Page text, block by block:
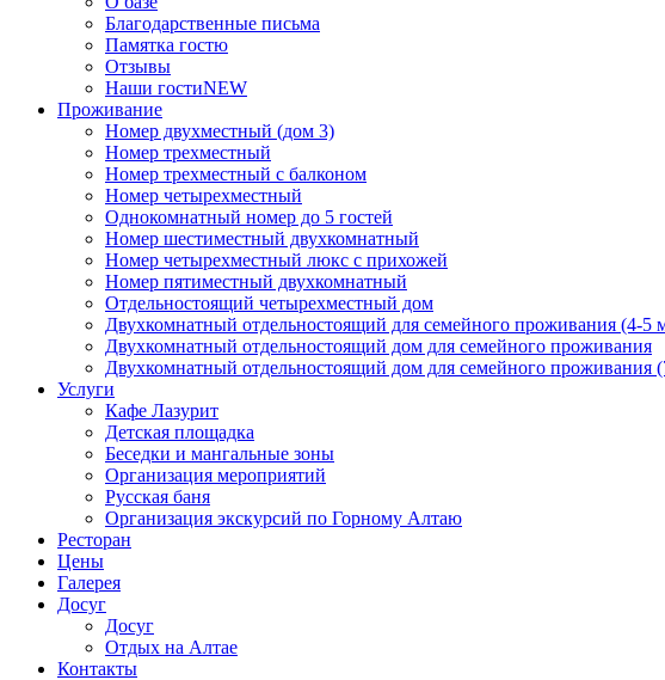
Благодарственные письма
Памятка гостю
Отзывы
Наши гостиNEW
Проживание
Номер двухместный (дом 3)
Номер трехместный
Номер трехместный с балконом
Номер четырехместный
Однокомнатный номер до 5 гостей
Номер шестиместный двухкомнатный
Номер четырехместный люкс с прихожей
Номер пятиместный двухкомнатный
Отдельностоящий четырехместный дом
Двухкомнатный отдельностоящий для семейного проживания (4-5
Двухкомнатный отдельностоящий дом для семейного проживания
Двухкомнатный отдельностоящий дом для семейного проживания
Услуги
Кафе Лазурит
Детская площадка
Беседки и мангальные зоны
Организация мероприятий
Русская баня
Организация экскурсий по Горному Алтаю
Ресторан
Цены
Галерея
Досуг
Досуг
Отдых на Алтае
Контакты